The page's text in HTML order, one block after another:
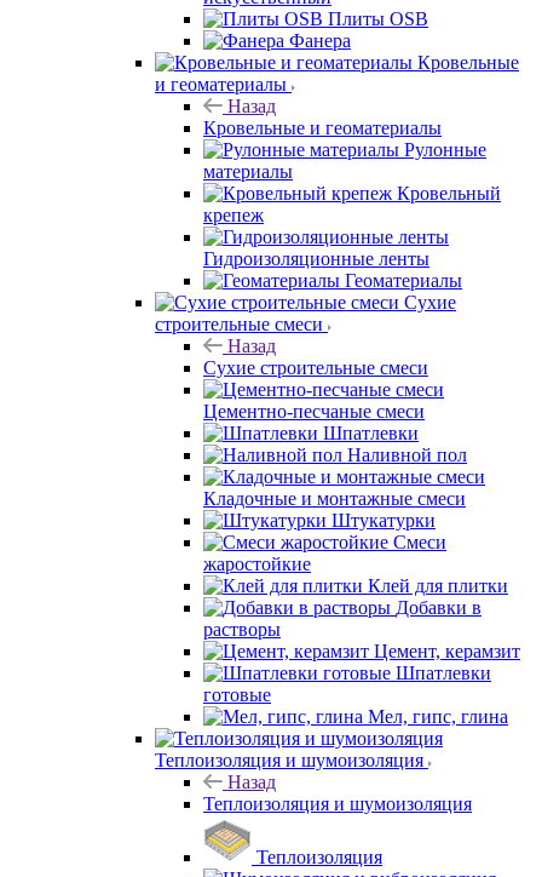
Плиты OSB
Фанера
Кровельные
и геоматериалы
Назад
Кровельные и геоматериалы
Рулонные
материалы
Кровельный
крепеж
Гидроизоляционные ленты
Геоматериалы
Сухие
строительные смеси
Назад
Сухие строительные смеси
Цементно-песчаные смеси
Шпатлевки
Наливной пол
Кладочные и монтажные смеси
Штукатурки
Смеси
жаростойкие
Клей для плитки
Добавки в
растворы
Цемент, керамзит
Шпатлевки
готовые
Мел, гипс, глина
Теплоизоляция и шумоизоляция
Назад
Теплоизоляция и шумоизоляция
Теплоизоляция